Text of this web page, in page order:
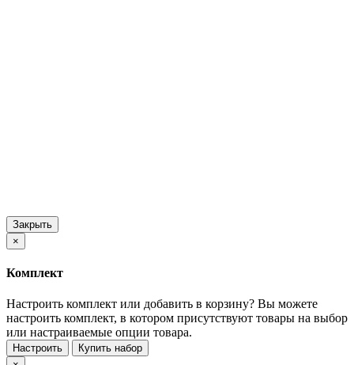
Закрыть
×
Комплект
Настроить комплект или добавить в корзину? Вы можете
настроить комплект, в котором присутствуют товары на выбор
или настраиваемые опции товара.
Настроить
Купить набор